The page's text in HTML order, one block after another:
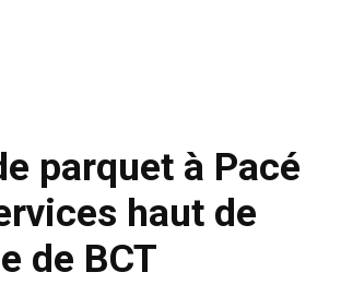
parquet à Pacé
haut de
de BCT